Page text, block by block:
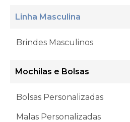
Linha Masculina
Brindes Masculinos
Mochilas e Bolsas
Bolsas Personalizadas
Malas Personalizadas